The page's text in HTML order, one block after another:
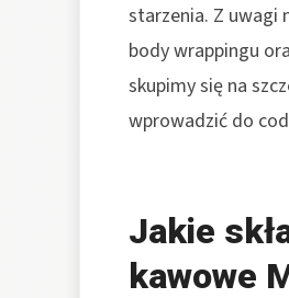
starzenia. Z uwagi
body wrappingu
skupimy się na
wprowadzić do
Jakie
kawowe